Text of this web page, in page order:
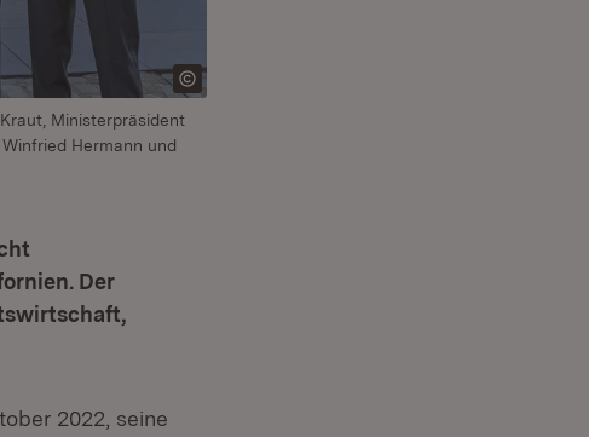
Ministerpräsident
Hermann und
Der
2022, seine